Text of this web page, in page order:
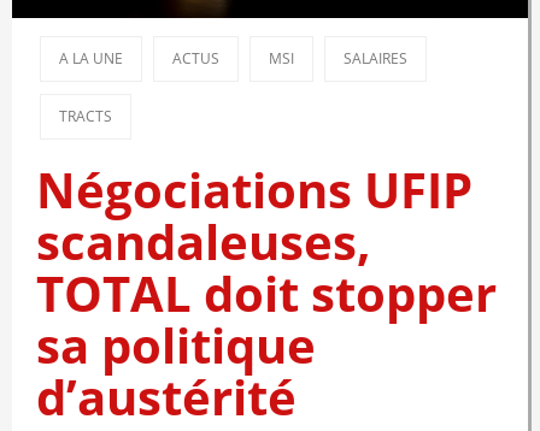
A LA UNE ACTUS MSI SALAIRES
TRACTS
Négociations UFIP
scandaleuses,
TOTAL doit stopper
sa politique
d’austérité